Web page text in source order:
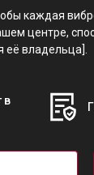
каждая
центре,
её владельца].
в